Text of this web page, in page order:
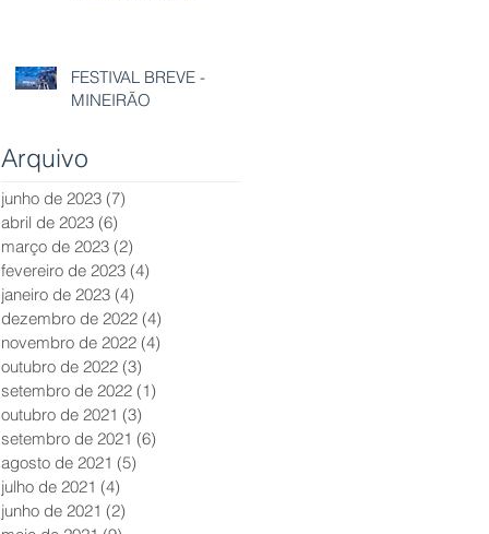
FESTIVAL BREVE -
MINEIRÃO
Arquivo
junho de 2023 (7)
abril de 2023 (6)
março de 2023 (2)
fevereiro de 2023 (4)
janeiro de 2023 (4)
dezembro de 2022 (4)
novembro de 2022 (4)
outubro de 2022 (3)
setembro de 2022 (1)
outubro de 2021 (3)
setembro de 2021 (6)
agosto de 2021 (5)
julho de 2021 (4)
junho de 2021 (2)